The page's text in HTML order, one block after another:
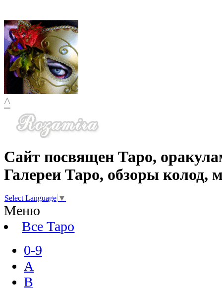
^
Сайт посвящен Таро,
Галереи Таро, обзоры колод,
Select Language ▼
Меню
Все Таро
0-9
A
B